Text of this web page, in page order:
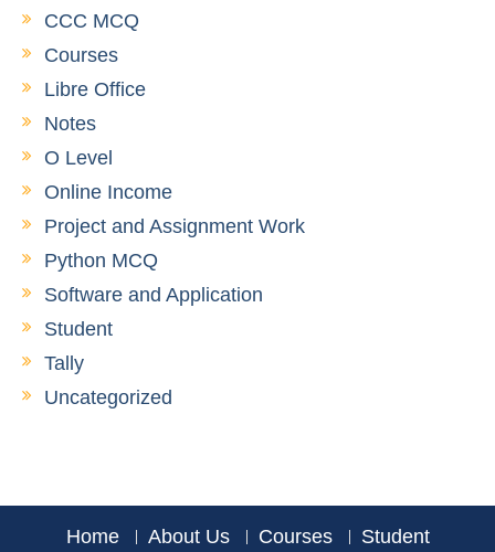
CCC MCQ
Courses
Libre Office
Notes
O Level
Online Income
Project and Assignment Work
Python MCQ
Software and Application
Student
Tally
Uncategorized
Home About Us Courses Student